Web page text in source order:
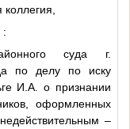
:
суда г.
по делу по иску
И.А. о признании
оформленных
–